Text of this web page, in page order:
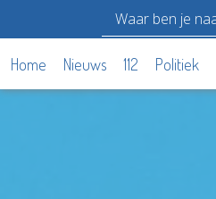
Home Nieuws 112 Politiek